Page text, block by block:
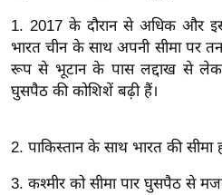
ल
बे
मि
ल
श
1. 2017 के दौरान से अधिक और
भारत चीन के साथ अपनी सीमा पर
रूप से भूटान के पास लद्दाख से लेकर
घुसपैठ की कोशिशें बढ़ी हैं।
2. पाकिस्तान के साथ भारत की सीमा
3. कश्मीर को सीमा पार घुसपैठ से